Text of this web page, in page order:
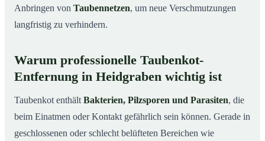
Anbringen von Taubennetzen, um neue Verschmutzungen
langfristig zu verhindern.
Warum professionelle Taubenkot-
Entfernung in Heidgraben wichtig ist
Taubenkot enthält Bakterien, Pilzsporen und Parasiten, die
beim Einatmen oder Kontakt gefährlich sein können. Gerade in
geschlossenen oder schlecht belüfteten Bereichen wie